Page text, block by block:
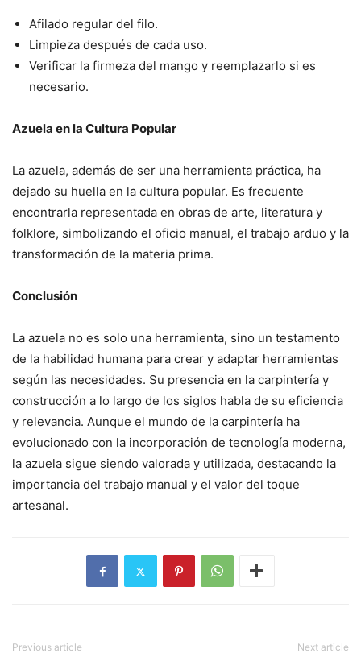
Afilado regular del filo.
Limpieza después de cada uso.
Verificar la firmeza del mango y reemplazarlo si es
necesario.
Azuela en la Cultura Popular
La azuela, además de ser una herramienta práctica, ha
dejado su huella en la cultura popular. Es frecuente
encontrarla representada en obras de arte, literatura y
folklore, simbolizando el oficio manual, el trabajo arduo y la
transformación de la materia prima.
Conclusión
La azuela no es solo una herramienta, sino un testamento
de la habilidad humana para crear y adaptar herramientas
según las necesidades. Su presencia en la carpintería y
construcción a lo largo de los siglos habla de su eficiencia
y relevancia. Aunque el mundo de la carpintería ha
evolucionado con la incorporación de tecnología moderna,
la azuela sigue siendo valorada y utilizada, destacando la
importancia del trabajo manual y el valor del toque
artesanal.
Previous article Next article